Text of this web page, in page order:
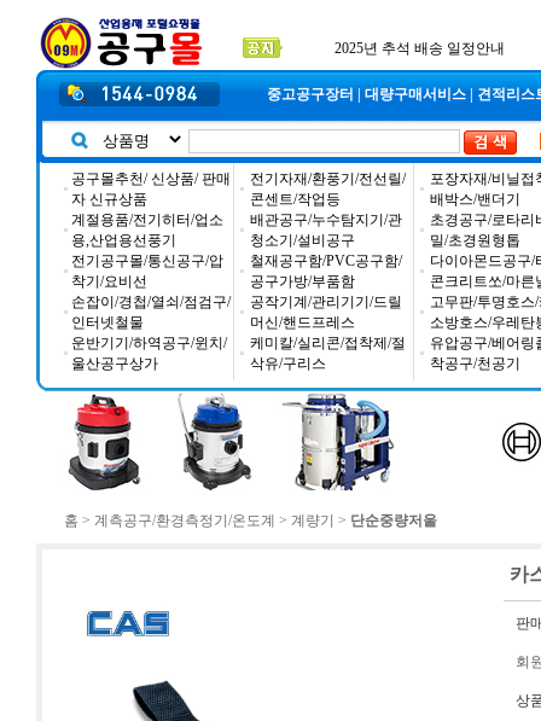
2025년 추석 배송 일정안내
중고공구장터 대량구매서비스 견적리스
공구몰추천/ 신상품/ 판매
자 신규상품
계절용품/전기히터/업소
용,산업용선풍기
전기공구몰/통신공구/압
착기/요비선
손잡이/경첩/열쇠/점검구/
인터넷철물
운반기기/하역공구/윈치/
울산공구상가
전기자재/환풍기/전선릴/
콘센트/작업등
배관공구/누수탐지기/관
청소기/설비공구
철재공구함/PVC공구함/
공구가방/부품함
공작기계/관리기기/드릴
머신/핸드프레스
케미칼/실리콘/접착제/절
삭유/구리스
포장자재/비닐접
배박스/밴더기
초경공구/로타리
밀/초경원형톱
다이아몬드공구/
콘크리트쏘/마른
고무판/투명호스
소방호스/우레탄
유압공구/베어링
착공구/천공기
홈 > 계측공구/환경측정기/온도계 > 계량기 > 단순중량저울
카
판
회
상